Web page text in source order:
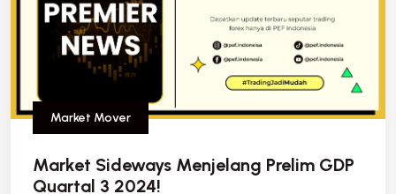
Market Mover
Market Sideways Menjelang Prelim GDP
Quartal 3 2024!